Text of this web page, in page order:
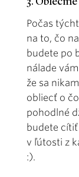
Počas
na to, čo
budete po
nálade
že sa
obliecť o
pohodlné
budete cítiť
v ľútosti z
:).